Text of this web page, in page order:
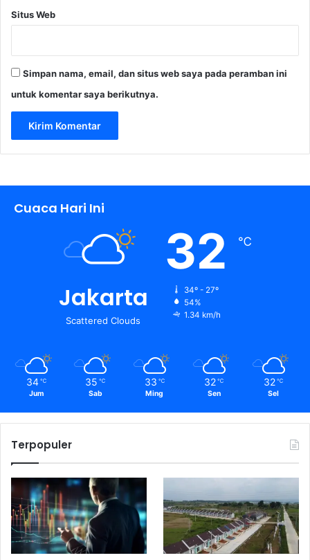
Situs Web
Simpan nama, email, dan situs web saya pada peramban ini
untuk komentar saya berikutnya.
Cuaca Hari Ini
Jakarta
Scattered Clouds
32 ℃
34º - 27º
54%
1.34 km/h
34 ℃
Jum
35 ℃
Sab
33 ℃
Ming
32 ℃
Sen
32 ℃
Sel
Terpopuler